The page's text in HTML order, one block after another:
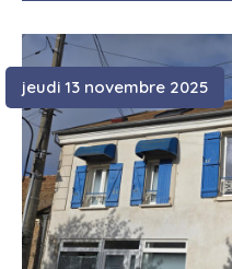
jeudi 13 novembre 2025